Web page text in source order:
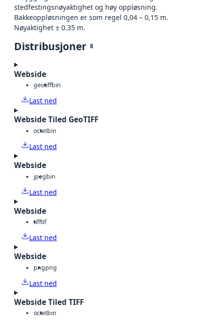
stedfestingsnøyaktighet og høy oppløsning.
Bakkeoppløsningen er som regel 0,04 – 0,15 m.
Nøyaktighet ± 0.35 m.
Distribusjoner 8
Webside
geotiffbin
Last ned
Webside Tiled GeoTIFF
octetbin
Last ned
Webside
jpegbin
Last ned
Webside
tifftif
Last ned
Webside
pngpng
Last ned
Webside Tiled TIFF
octetbin